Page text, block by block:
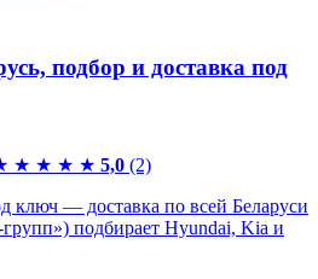
подбор и доставка под
★ ★ ★ ★ 5,0 (2)
— доставка по всей Беларуси
подбирает Hyundai, Kia и